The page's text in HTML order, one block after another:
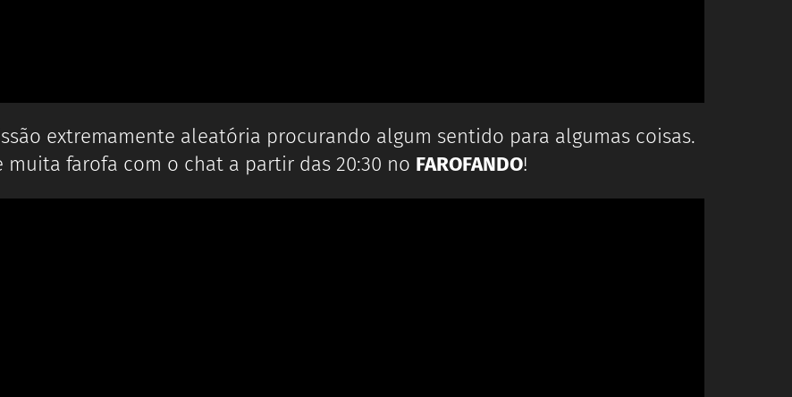
extremamente aleatória procurando algum sentido para algumas coisas.
farofa com o chat a partir das 20:30 no FAROFANDO!